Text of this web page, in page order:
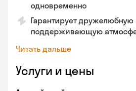
одновременно
Гарантирует дружелюбную
поддерживающую
Читать дальше
Услуги и цены